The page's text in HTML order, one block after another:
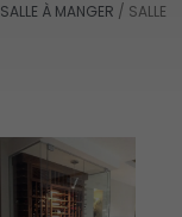
SALLE À MANGER / SALLE